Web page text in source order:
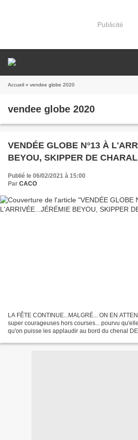
Publicité
Accueil » vendee globe 2020
vendee globe 2020
VENDÉE GLOBE N°13 À
BEYOU, SKIPPER DE CHARAL
Publié le 06/02/2021 à 15:00
Par CACO
LA FÊTE CONTINUE...MALGRÉ... ON EN
super courageuses hors courses... pourvu
qu'on puisse les applaudir au bord du chenal